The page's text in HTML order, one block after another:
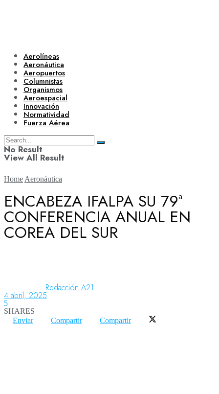
Aerolíneas
Aeronáutica
Aeropuertos
Columnistas
Organismos
Aeroespacial
Innovación
Normatividad
Fuerza Aérea
No Result
View All Result
Aerolíneas
Aeropuertos
Columnistas
Home Aeronáutica
ENCABEZA IFALPA SU 79ª
CONFERENCIA ANUAL EN
COREA DEL SUR
Redacción A21
4 abril, 2025
5
SHARES
Enviar
Compartir Compartir